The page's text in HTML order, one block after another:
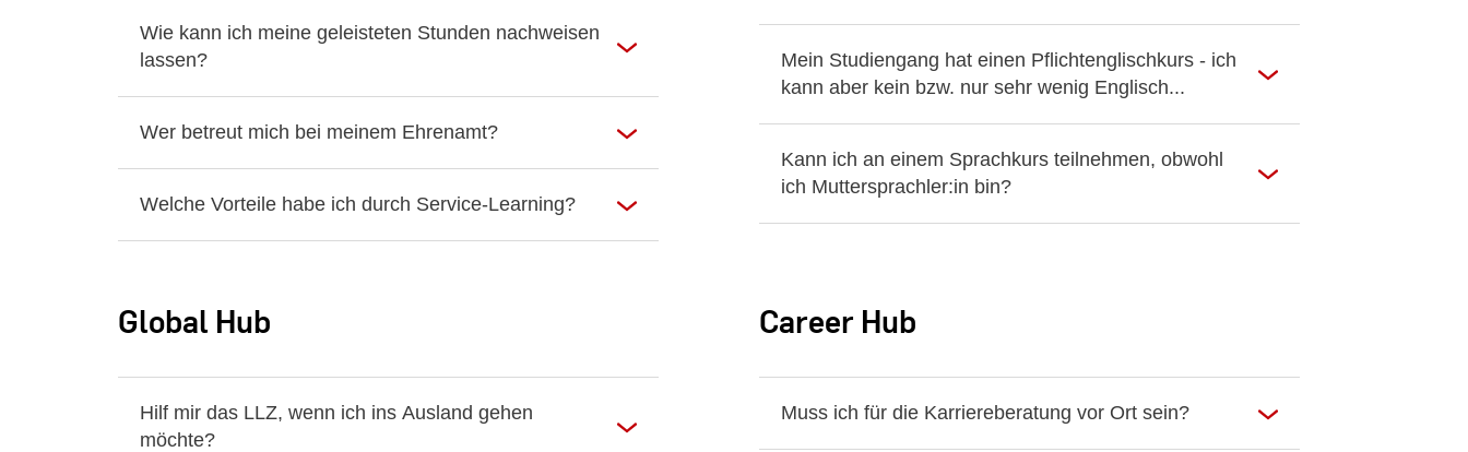
Wie kann ich meine geleisteten Stunden nachweisen
lassen?
Wer betreut mich bei meinem Ehrenamt?
Welche Vorteile habe ich durch Service-Learning?
Mein Studiengang hat einen Pflichtenglischkurs - ich
kann aber kein bzw. nur sehr wenig Englisch...
Kann ich an einem Sprachkurs teilnehmen, obwohl
ich Muttersprachler:in bin?
Global Hub
Hilf mir das LLZ, wenn ich ins Ausland gehen
möchte?
Career Hub
Muss ich für die Karriereberatung vor Ort sein?